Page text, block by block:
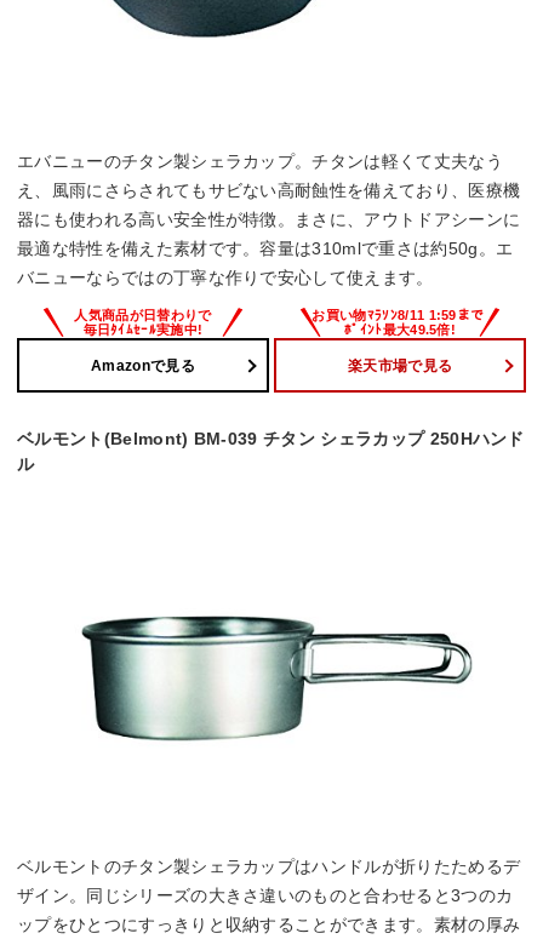
エバニューのチタン製シェラカップ。チタンは軽くて丈夫なう
え、風雨にさらされてもサビない高耐蝕性を備えており、医療機
器にも使われる高い安全性が特徴。まさに、アウトドアシーンに
最適な特性を備えた素材です。容量は310mlで重さは約50g。エ
バニューならではの丁寧な作りで安心して使えます。
Amazonで見る 楽天市場で見る
ベルモント(Belmont) BM-039 チタン シェラカップ 250Hハンド
ル
ベルモントのチタン製シェラカップはハンドルが折りたためるデ
ザイン。同じシリーズの大きさ違いのものと合わせると3つのカ
ップをひとつにすっきりと収納することができます。素材の厚み